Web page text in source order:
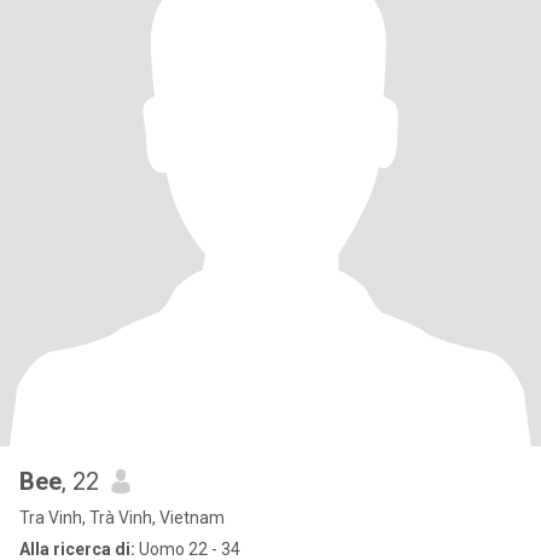
Bee, 22
Tra Vinh, Trà Vinh, Vietnam
Alla ricerca di: Uomo 22 - 34